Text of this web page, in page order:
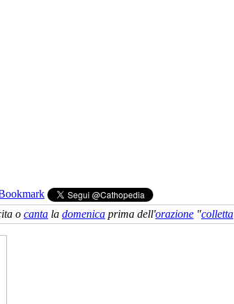
o canta la domenica prima dell'orazione "colletta